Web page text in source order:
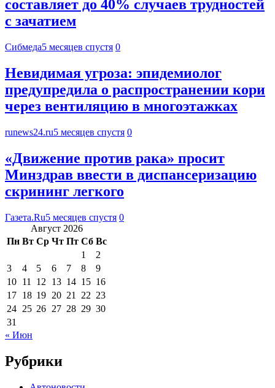
составляет до 40% случаев трудностей
с зачатием
Сибмеда5 месяцев спустя 0
Невидимая угроза: эпидемиолог
предупредила о распространении кори
через вентиляцию в многоэтажках
runews24.ru5 месяцев спустя 0
«Движение против рака» просит
Минздрав ввести в диспансеризацию
скрининг легкого
Газета.Ru5 месяцев спустя 0
Август 2026
Пн Вт Ср Чт Пт Сб Вс
1
2
3
4 5 6 7 8
9
10 11 12 13 14 15 16
17 18 19 20 21 22 23
24 25 26 27 28 29 30
31
« Июн
Рубрики